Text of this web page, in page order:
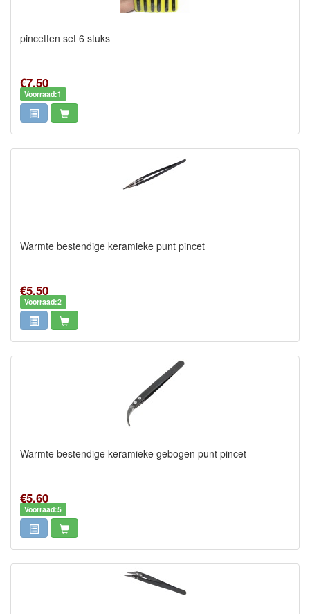
pincetten set 6 stuks
€7,50
Voorraad:1
Warmte bestendige keramieke punt pincet
€5,50
Voorraad:2
Warmte bestendige keramieke gebogen punt pincet
€5,60
Voorraad:5